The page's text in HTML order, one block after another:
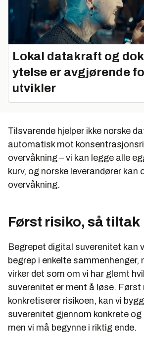
Lokal datakraft og
ytelse er avgjørende
utvikler
Tilsvarende hjelper ikke norske
automatisk mot
overvåkning – vi kan legge alle
kurv, og norske leverandører kan
overvåkning.
Først risiko, så tiltak
Begrepet digital suverenitet kan
begrep i enkelte sammenhenger,
virker det som om vi har glemt
suverenitet er ment å løse.
konkretiserer risikoen, kan vi
suverenitet gjennom konkrete
men vi må begynne i riktig ende.